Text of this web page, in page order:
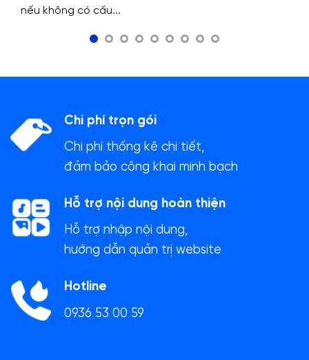
nếu không có cấu...
Chi phí trọn gói
Chi phí thống kê chi tiết,
đảm bảo công khai minh bạch
Hỗ trợ nội dung hoàn thiện
Hỗ trợ nhập nội dung,
hướng dẫn quản trị website
Hotline
0936 53 00 59